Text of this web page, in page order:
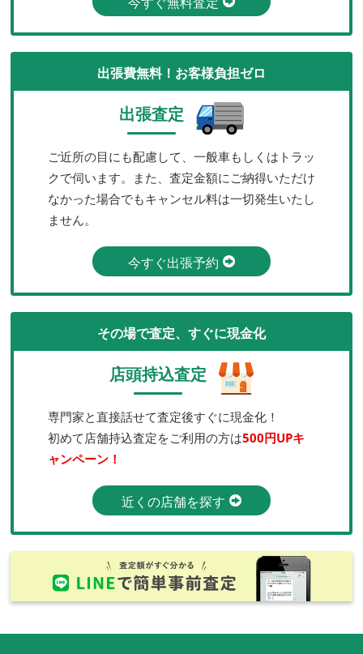
出張費無料！お客様負担ゼロ
出張査定
ご近所の目にも配慮して、一般車もしくはトラッ
クで伺います。また、査定金額にご納得いただけ
なかった場合でもキャンセル料は一切発生いたし
ません。
今すぐ出張予約
その場で査定、すぐに現金化
店頭持込査定
専門家と直接話せて査定後すぐに現金化！
初めて店舗持込査定をご利用の方は500円UPキ
ャンペーン！
近くの店舗を探す